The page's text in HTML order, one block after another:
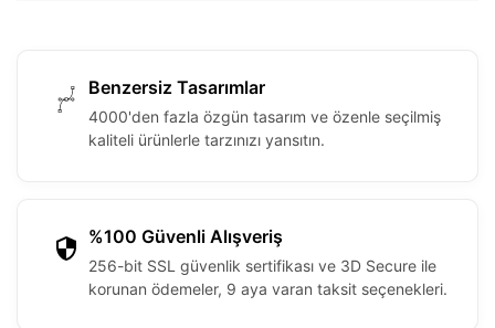
Benzersiz Tasarımlar
4000'den fazla özgün tasarım ve özenle seçilmiş
kaliteli ürünlerle tarzınızı yansıtın.
%100 Güvenli Alışveriş
256-bit SSL güvenlik sertifikası ve 3D Secure ile
korunan ödemeler, 9 aya varan taksit seçenekleri.